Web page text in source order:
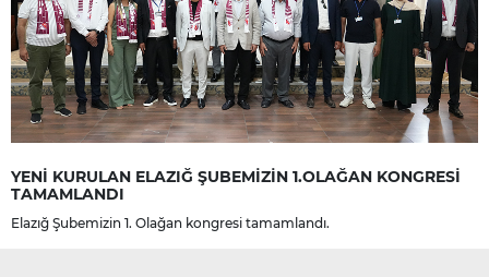
YENİ KURULAN ELAZIĞ ŞUBEMİZİN 1.OLAĞAN KONGRESİ
TAMAMLANDI
Elazığ Şubemizin 1. Olağan kongresi tamamlandı.